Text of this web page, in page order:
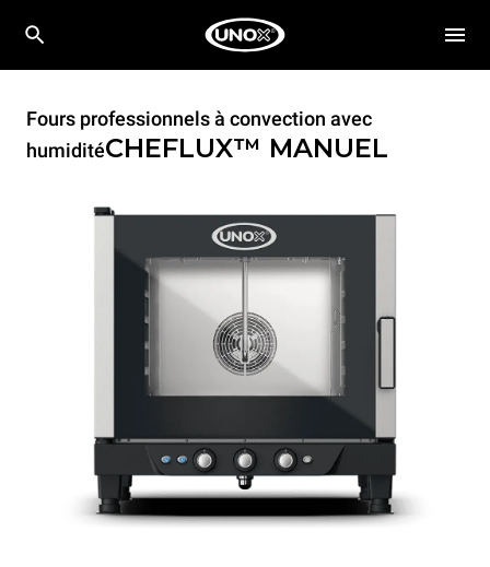
Fours professionnels à convection avec
humiditéCHEFLUX™ MANUEL